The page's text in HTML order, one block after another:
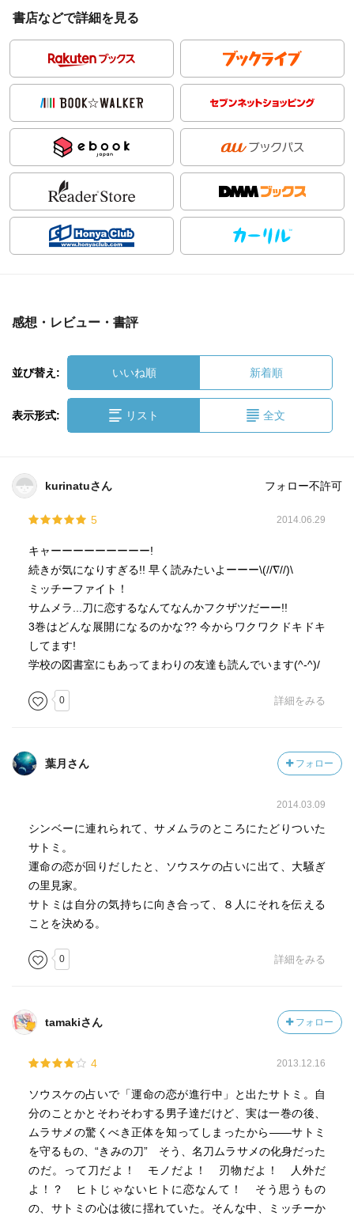
書店などで詳細を見る
感想・レビュー・書評
並び替え: いいね順 新着順
表示形式: リスト 全文
kurinatuさん フォロー不許可
5 2014.06.29
キャーーーーーーーーー!
続きが気になりすぎる!! 早く読みたいよーーー\(//∇//)\
ミッチーファイト！
サムメラ...刀に恋するなんてなんかフクザツだーー!!
3巻はどんな展開になるのかな?? 今からワクワクドキドキ
してます!
学校の図書室にもあってまわりの友達も読んでいます(^-^)/
0 詳細をみる
葉月さん フォロー
2014.03.09
シンベーに連れられて、サメムラのところにたどりついた
サトミ。
運命の恋が回りだしたと、ソウスケの占いに出て、大騒ぎ
の里見家。
サトミは自分の気持ちに向き合って、８人にそれを伝える
ことを決める。
0 詳細をみる
tamakiさん フォロー
4 2013.12.16
ソウスケの占いで「運命の恋が進行中」と出たサトミ。自
分のことかとそわそわする男子達だけど、実は一巻の後、
ムラサメの驚くべき正体を知ってしまったから――サトミ
を守るもの、“きみの刀” そう、名刀ムラサメの化身だった
のだ。って刀だよ！ モノだよ！ 刃物だよ！ 人外だ
よ！？ ヒトじゃないヒトに恋なんて！ そう思うもの
の、サトミの心は彼に揺れていた。そんな中、ミッチーか